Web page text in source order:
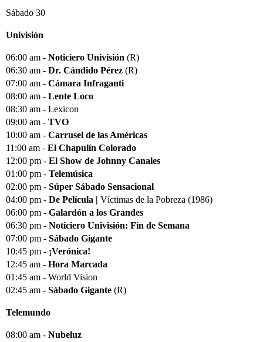
Sábado 30
Univisión
06:00 am - Noticiero Univisión (R)
06:30 am - Dr. Cándido Pérez (R)
07:00 am - Cámara Infraganti
08:00 am - Lente Loco
08:30 am - Lexicon
09:00 am - TVO
10:00 am - Carrusel de las Américas
11:00 am - El Chapulín Colorado
12:00 pm - El Show de Johnny Canales
01:00 pm - Telemúsica
02:00 pm - Súper Sábado Sensacional
04:00 pm - De Película | Víctimas de la Pobreza (1986)
06:00 pm - Galardón a los Grandes
06:30 pm - Noticiero Univisión: Fin de Semana
07:00 pm - Sábado Gigante
10:45 pm - ¡Verónica!
12:45 am - Hora Marcada
01:45 am - World Vision
02:45 am - Sábado Gigante (R)
Telemundo
08:00 am - Nubeluz